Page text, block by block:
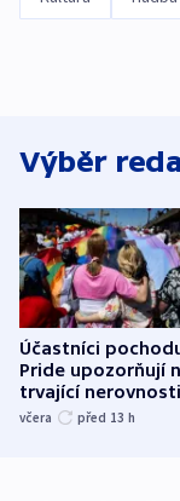
Výběr
Účastníci
Pride upozorňují
trvající
společenskou
včera před 13 h